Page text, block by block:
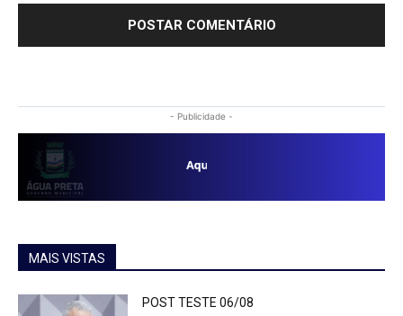
- Publicidade -
MAIS VISTAS
POST TESTE 06/08